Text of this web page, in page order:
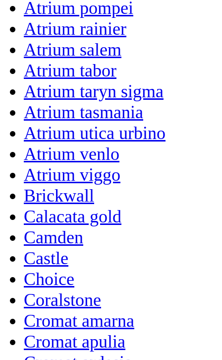
Atrium pompei
Atrium rainier
Atrium salem
Atrium tabor
Atrium taryn sigma
Atrium tasmania
Atrium utica urbino
Atrium venlo
Atrium viggo
Brickwall
Calacata gold
Camden
Castle
Choice
Coralstone
Cromat amarna
Cromat apulia